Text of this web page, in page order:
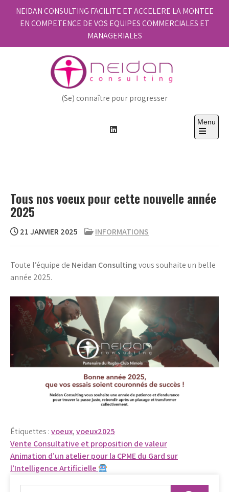
NEIDAN CONSULTING FACILITE ET ACCELERE LA MONTEE
EN COMPETENCE DE VOS EQUIPES COMMERCIALES ET
MANAGERIALES
(Se) connaître pour progresser
Menu
Open
Tous nos voeux pour cette nouvelle année
2025
21 JANVIER 2025 INFORMATIONS
Toute l’équipe de Neidan Consultingvous souhaite un belle
année 2025.
Étiquettes :voeux,voeux2025
Navigation
de
l’article
Vente Consultative et proposition de valeur
Animation d’un atelier pour la CPME du Gard sur
l’Intelligence Artificielle